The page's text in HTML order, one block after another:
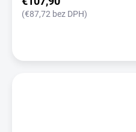
(€87,72 bez DPH)